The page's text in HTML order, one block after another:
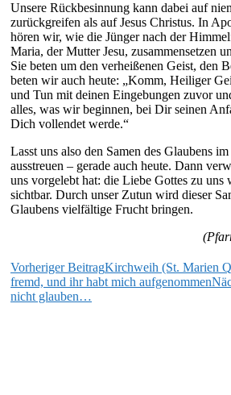
Unsere Rückbesinnung kann dabei auf
zurückgreifen als auf Jesus Christus. In
hören wir, wie die Jünger nach der
Maria, der Mutter Jesu, zusammensetzen
Sie beten um den verheißenen Geist, den
beten wir auch heute: „Komm, Heiliger
und Tun mit deinen Eingebungen zuvor
alles, was wir beginnen, bei Dir seinen
Dich vollendet werde.“
Lasst uns also den Samen des Glaubens
ausstreuen – gerade auch heute. Dann
uns vorgelebt hat: die Liebe Gottes zu uns
sichtbar. Durch unser Zutun wird dieser
Glaubens vielfältige Frucht bringen.
Beitragsnavigation
Vorheriger BeitragKirchweih (St. Marien
fremd, und ihr habt mich aufgenommen
nicht glauben…